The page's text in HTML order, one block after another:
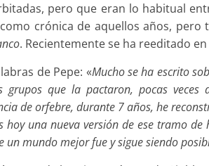
pero que eran lo habitual
crónica de aquellos años,
. Recientemente se ha reeditado
de Pepe: «Mucho se ha escrito
grupos que la pactaron, pocas veces
de orfebre, durante 7 años, he
hoy una nueva versión de ese tramo
un mundo mejor fue y sigue siendo